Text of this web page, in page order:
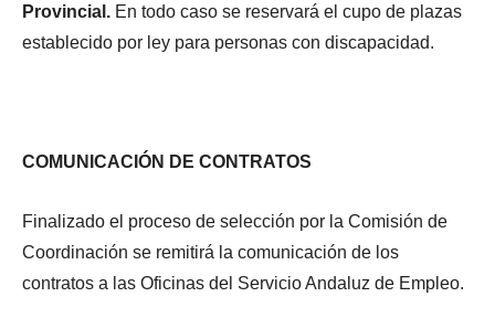
Provincial. En todo caso se reservará el cupo de plazas
establecido por ley para personas con discapacidad.
COMUNICACIÓN DE CONTRATOS
Finalizado el proceso de selección por la Comisión de
Coordinación se remitirá la comunicación de los
contratos a las Oficinas del Servicio Andaluz de Empleo.